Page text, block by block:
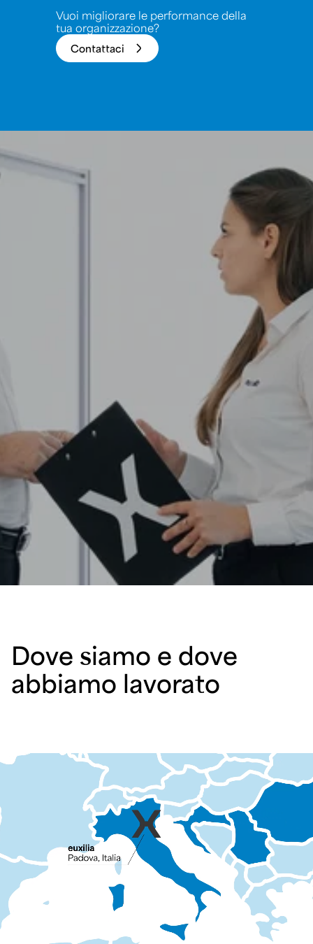
Vuoi migliorare le performance della
tua organizzazione?
Contattaci
Dove siamo e dove
abbiamo lavorato